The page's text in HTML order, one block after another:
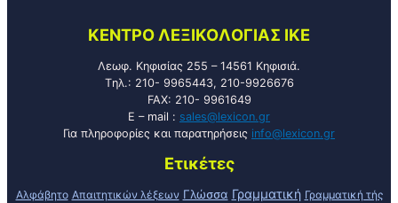
KENTPO ΛEΞIKOΛOΓIAΣ ΙΚΕ
Λεωφ. Κηφισίας 255 – 14561 Κηφισιά.
Tηλ.: 210- 9965443, 210-9926676
FAX: 210- 9961649
E – mail : sales@lexicon.gr
Για πληροφορίες και παρατηρήσεις info@lexicon.gr
Ετικέτες
Αλφάβητο Απαιτητικών λέξεων Γλώσσα Γραμματική Γραμματική τής